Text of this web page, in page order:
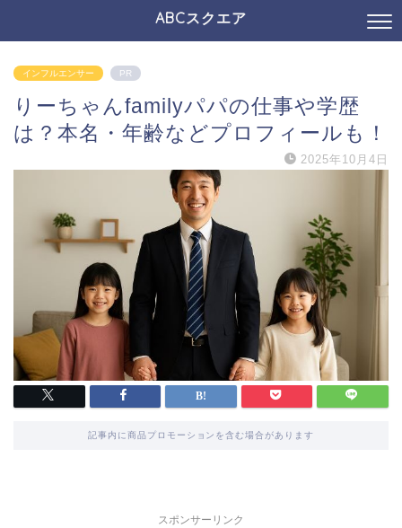
ABCスクエア
インフルエンサー PR
りーちゃんfamilyパパの仕事や学歴
は？本名・年齢などプロフィールも！
2025年10月4日
記事内に商品プロモーションを含む場合があります
スポンサーリンク